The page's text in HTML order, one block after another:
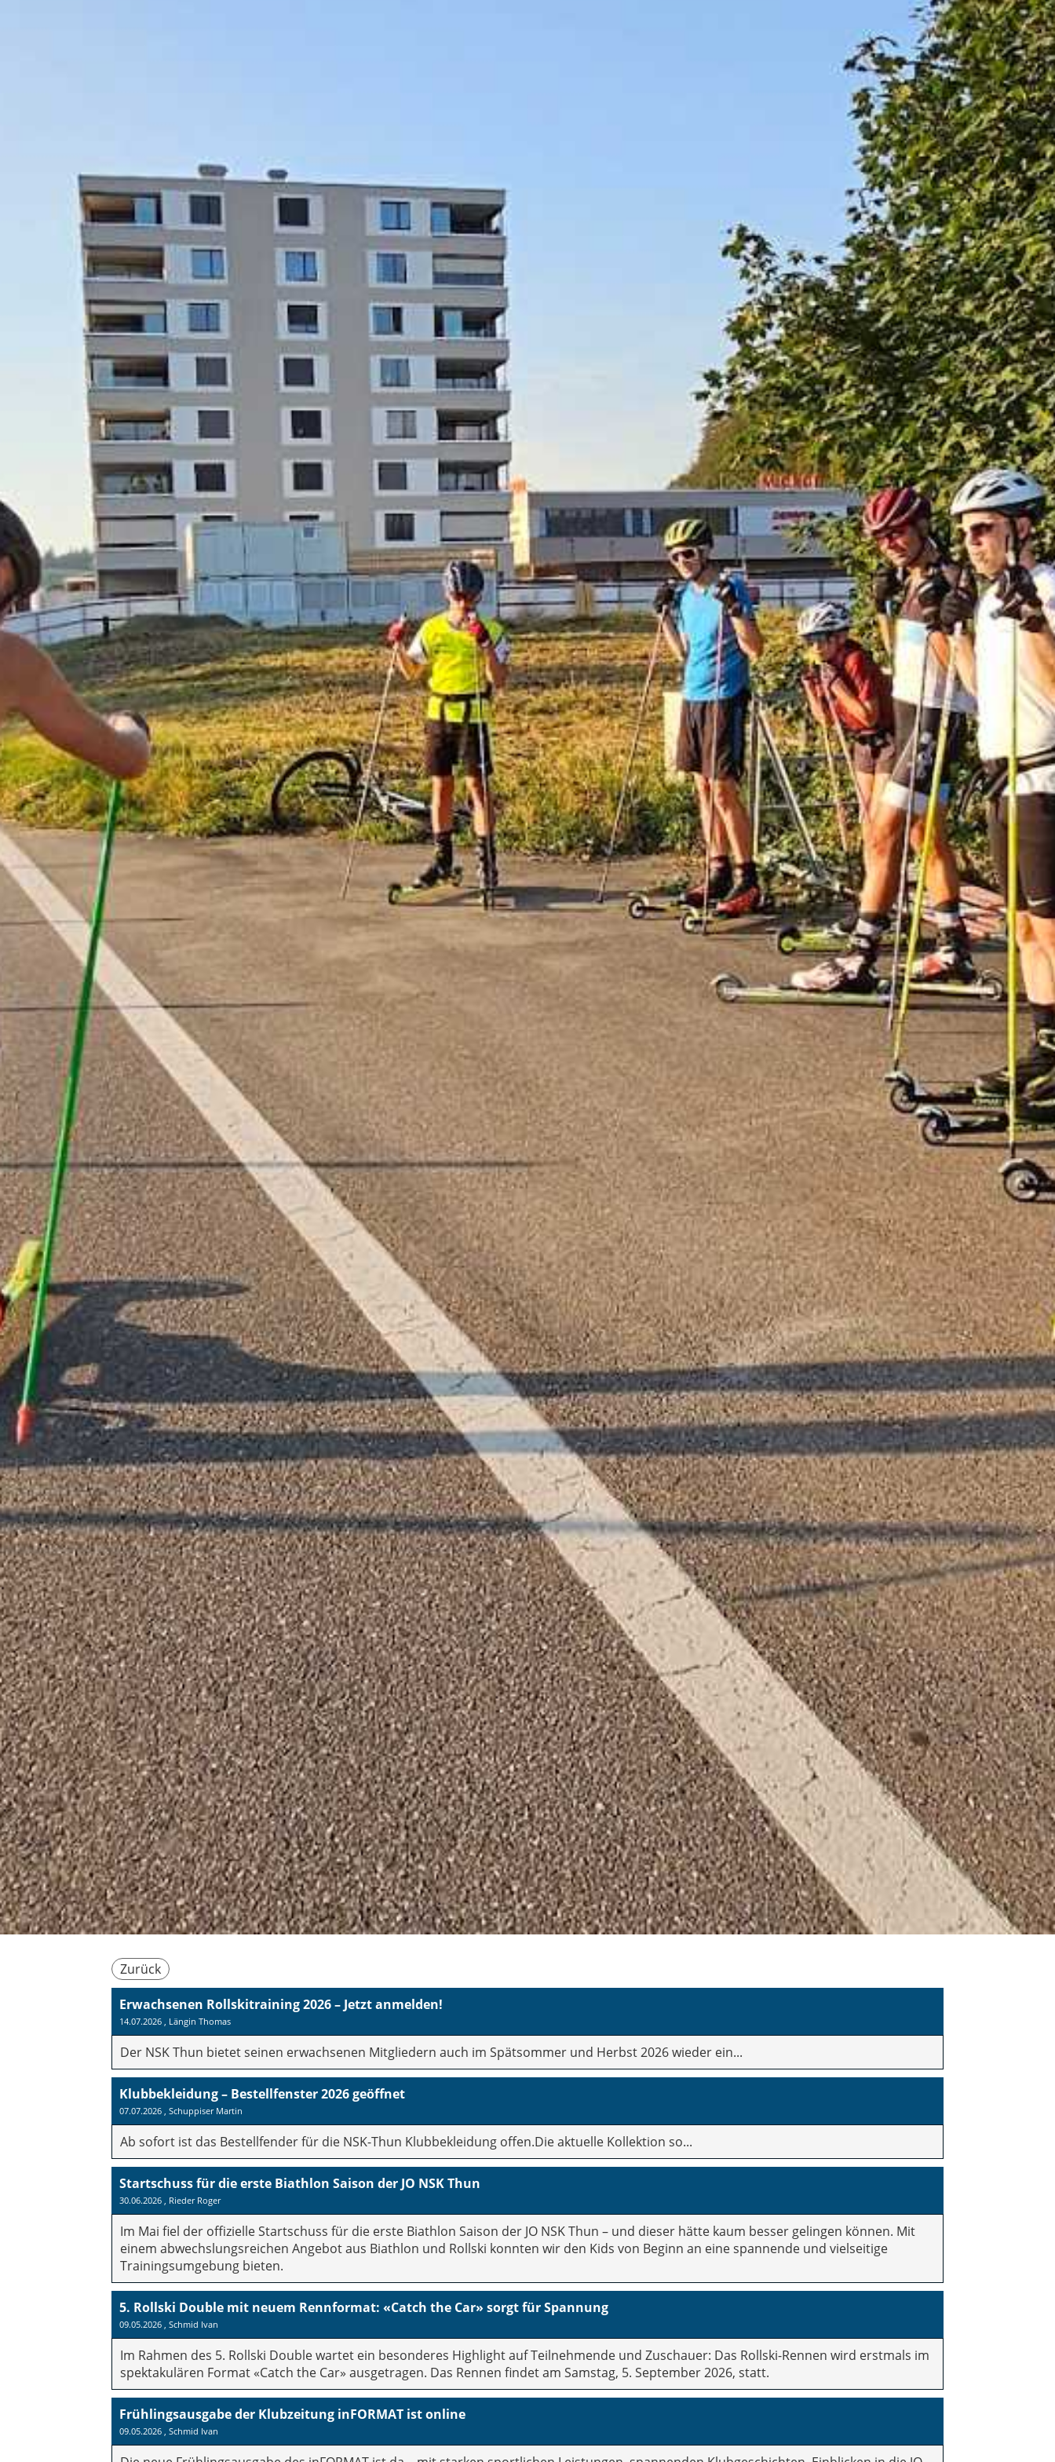
Zurück
Erwachsenen Rollskitraining 2026 – Jetzt anmelden!
14.07.2026 , Längin Thomas
Der NSK Thun bietet seinen erwachsenen Mitgliedern auch im Spätsommer und Herbst 2026 wieder ein...
Klubbekleidung – Bestellfenster 2026 geöffnet
07.07.2026 , Schuppiser Martin
Ab sofort ist das Bestellfender für die NSK-Thun Klubbekleidung offen.Die aktuelle Kollektion so...
Startschuss für die erste Biathlon Saison der JO NSK Thun
30.06.2026 , Rieder Roger
Im Mai fiel der offizielle Startschuss für die erste Biathlon Saison der JO NSK Thun – und dieser hätte kaum besser gelingen können. Mit
einem abwechslungsreichen Angebot aus Biathlon und Rollski konnten wir den Kids von Beginn an eine spannende und vielseitige
Trainingsumgebung bieten.
5. Rollski Double mit neuem Rennformat: «Catch the Car» sorgt für Spannung
09.05.2026 , Schmid Ivan
Im Rahmen des 5. Rollski Double wartet ein besonderes Highlight auf Teilnehmende und Zuschauer: Das Rollski-Rennen wird erstmals im
spektakulären Format «Catch the Car» ausgetragen. Das Rennen findet am Samstag, 5. September 2026, statt.
Frühlingsausgabe der Klubzeitung inFORMAT ist online
09.05.2026 , Schmid Ivan